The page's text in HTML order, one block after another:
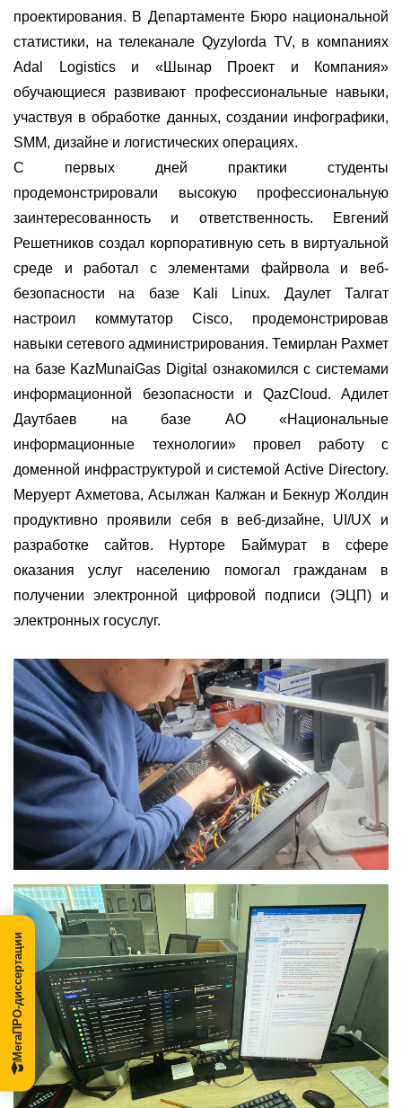
проектирования. В Департаменте Бюро национальной
статистики, на телеканале Qyzylorda TV, в компаниях
Adal Logistics и «Шынар Проект и Компания»
обучающиеся развивают профессиональные навыки,
участвуя в обработке данных, создании инфографики,
SMM, дизайне и логистических операциях.
С первых дней практики студенты
продемонстрировали высокую профессиональную
заинтересованность и ответственность.
Евгений
Решетников создал корпоративную сеть в виртуальной
среде и работал с элементами файрвола и веб-
безопасности на базе Kali Linux.
Даулет Талгат
настроил коммутатор Cisco, продемонстрировав
навыки сетевого администрирования. Темирлан Рахмет
на базе KazMunaiGas Digital ознакомился с системами
информационной безопасности и QazCloud.
Адилет
Даутбаев на базе АО «Национальные
информационные технологии» провел работу с
доменной инфраструктурой и системой Active Directory.
Меруерт Ахметова, Асылжан Калжан и Бекнур Жолдин
продуктивно проявили себя в веб-дизайне, UI/UX и
разработке сайтов.
Нурторе Баймурат в сфере
оказания услуг населению помогал гражданам в
получении электронной цифровой подписи (ЭЦП) и
электронных госуслуг.
МегаПРО-диссертации